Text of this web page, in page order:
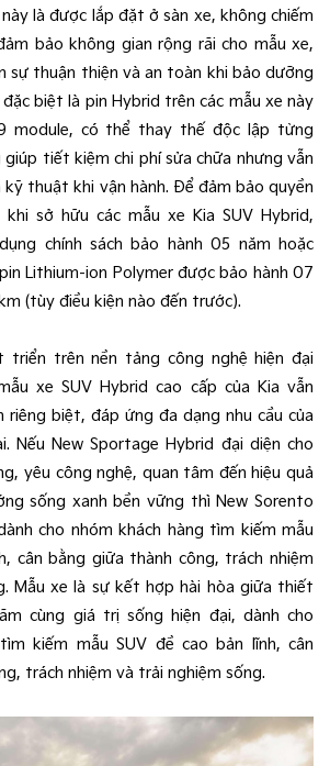
là được lắp đặt ở sàn xe, không chiếm
bảo không gian rộng rãi cho mẫu xe,
sự thuận thiện và an toàn khi bảo dưỡng
biệt là pin Hybrid trên các mẫu xe này
module, có thể thay thế độc lập từng
tiết kiệm chi phí sửa chữa nhưng vẫn
kỹ thuật khi vận hành. Để đảm bảo quyền
khi sở hữu các mẫu xe Kia SUV Hybrid,
chính sách bảo hành 05 năm hoặc
Lithium-ion Polymer được bảo hành 07
(tùy điều kiện nào đến trước).
triển trên nền tảng công nghệ hiện đại
xe SUV Hybrid cao cấp của Kia vẫn
riêng biệt, đáp ứng đa dạng nhu cầu của
Nếu New Sportage Hybrid đại diện cho
yêu công nghệ, quan tâm đến hiệu quả
sống xanh bền vững thì New Sorento
cho nhóm khách hàng tìm kiếm mẫu
cân bằng giữa thành công, trách nhiệm
Mẫu xe là sự kết hợp hài hòa giữa thiết
cùng giá trị sống hiện đại, dành cho
kiếm mẫu SUV đề cao bản lĩnh, cân
trách nhiệm và trải nghiệm sống.